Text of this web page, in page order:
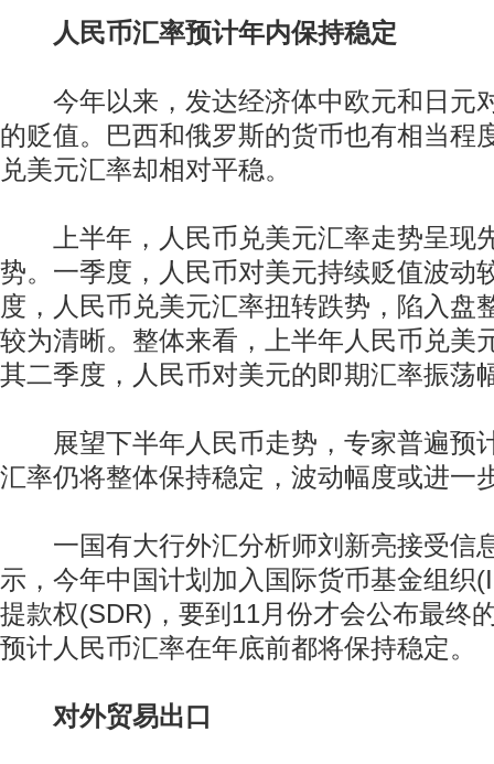
人民币汇率预计年内保持稳定
今年以来，发达经济体中欧元和日元
的贬值。巴西和俄罗斯的货币也有相当程
兑美元汇率却相对平稳。
上半年，人民币兑美元汇率走势呈现
势。一季度，人民币对美元持续贬值波动
度，人民币兑美元汇率扭转跌势，陷入盘
较为清晰。整体来看，上半年人民币兑美
其二季度，人民币对美元的即期汇率振荡
展望下半年人民币走势，专家普遍预
汇率仍将整体保持稳定，波动幅度或进一
一国有大行外汇分析师刘新亮接受信
示，今年中国计划加入国际货币基金组织
提款权(SDR)，要到11月份才会公布最终
预计人民币汇率在年底前都将保持稳定。
对外贸易出口
动物系恋人啊 | 钟欣潼体验爱情哲学 南